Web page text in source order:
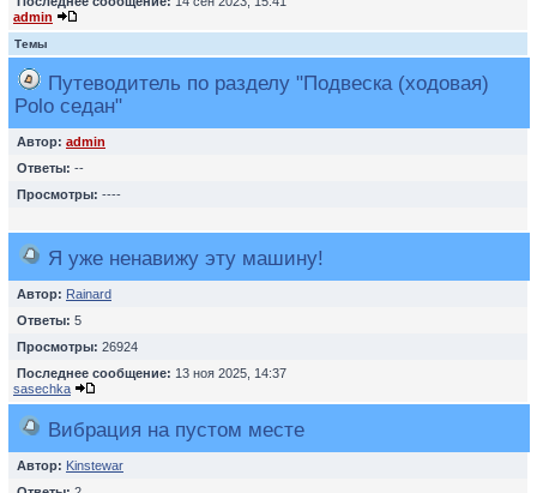
admin
Темы
Путеводитель по разделу "Подвеска (ходовая)
Polo седан"
Автор: admin
Ответы: --
Просмотры: ----
Я уже ненавижу эту машину!
Автор: Rainard
Ответы: 5
Просмотры: 26924
Последнее сообщение: 13 ноя 2025, 14:37
sasechka
Вибрация на пустом месте
Автор: Kinstewar